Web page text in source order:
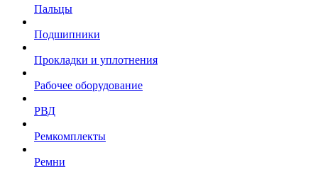
Пальцы
Подшипники
Прокладки и уплотнения
Рабочее оборудование
РВД
Ремкомплекты
Ремни